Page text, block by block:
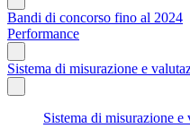
Bandi di concorso fino al 2024
Performance
Sistema di misurazione e
Sistema di misurazione